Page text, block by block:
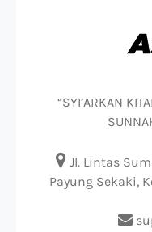
“SYI’ARKAN
 Jl. Lintas
Payung Sekaki,